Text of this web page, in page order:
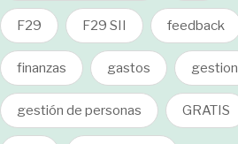
F29 F29 SII feedback
finanzas gastos gestion
gestión de personas GRATIS